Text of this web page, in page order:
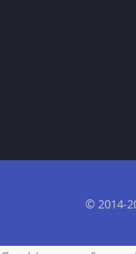
© 2014-